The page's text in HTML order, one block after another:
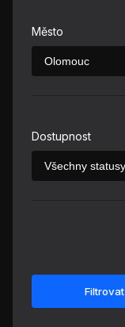
Město
Dostupnost
Filtrovat